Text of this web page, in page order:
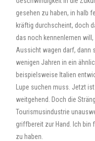
gesehen zu haben, in halb
kräftig durchscheint, doch
das noch kennenlernen
Aussicht wagen darf, dann
wenigen Jahren in ein
beispielsweise Italien
Lupe suchen muss. Jetzt
weitgehend. Doch die
Tourismusindustrie
griffbereit zur Hand. Ich bin
zu haben.